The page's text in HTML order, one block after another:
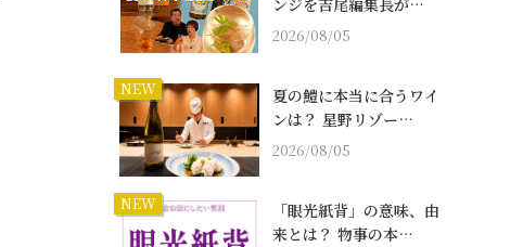
ンジを吉尾編集長が…
2026/08/05
NEW
夏の鱧に本当に合うワイ
ンは？ 星野リゾー…
2026/08/05
NEW
「眼光紙背」の意味、由
来とは？ 物事の本…